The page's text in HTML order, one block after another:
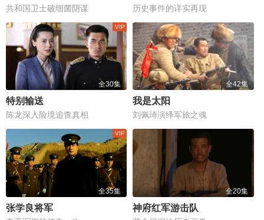
共和国卫士破细菌阴谋 历史事件的详实再现
全30集
特别输送
陈龙深入险境追查真相
全42集
我是太阳
刘佩琦演绎军旅之魂
全35集
张学良将军
全20集
神府红军游击队